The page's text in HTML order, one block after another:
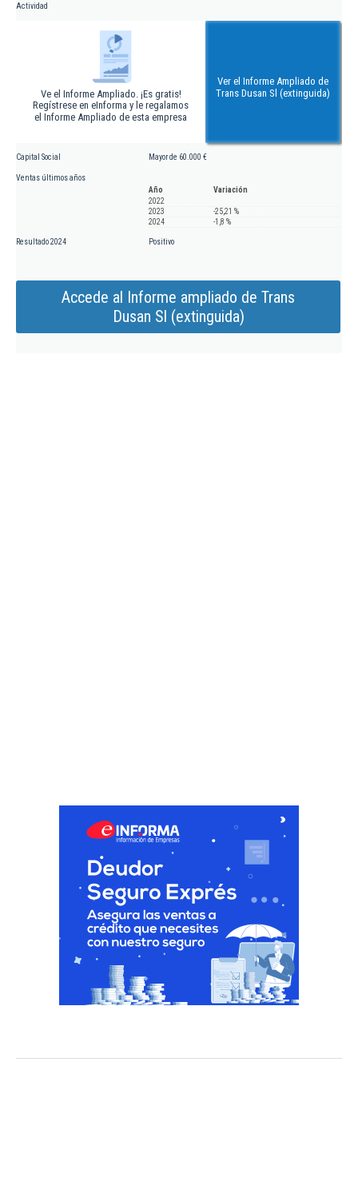
Actividad
Ve el Informe Ampliado. ¡Es gratis!
Regístrese en eInforma y le regalamos
el Informe Ampliado de esta empresa
Ver el Informe Ampliado de
Trans Dusan Sl (extinguida)
Capital Social Mayor de 60.000 €
Ventas últimos años
Año
Variación
2022
2023
-25,21 %
2024
-1,8 %
Resultado 2024 Positivo
Accede al Informe ampliado de Trans
Dusan Sl (extinguida)